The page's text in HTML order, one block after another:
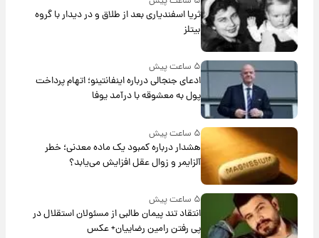
ثریا اسفندیاری بعد از طلاق و در دیدار با گروه
بیتلز
۵ ساعت پیش
ادعای جنجالی درباره اینفانتینو؛ اتهام پرداخت
پول به معشوقه با درآمد یوفا
۵ ساعت پیش
هشدار درباره کمبود یک ماده معدنی؛ خطر
آلزایمر و زوال عقل افزایش می‌یابد؟
۵ ساعت پیش
انتقاد تند پیمان طالبی از مسئولان استقلال در
پی رفتن رامین رضاییان+ عکس